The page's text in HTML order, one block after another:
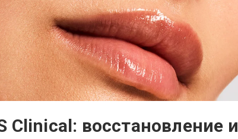
Clinical: восстановление и